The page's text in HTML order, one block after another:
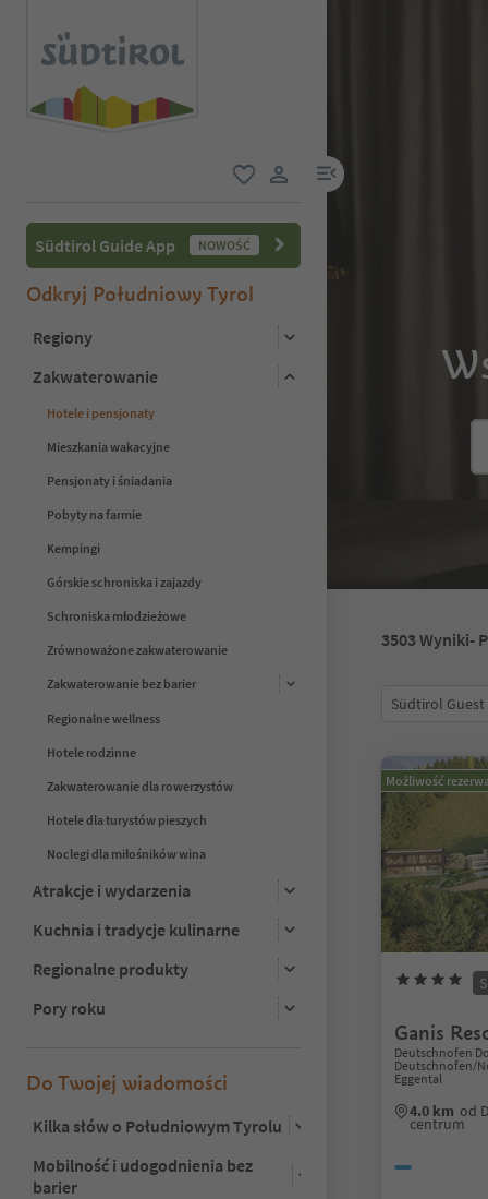
link użytkownika
link menu
Südtirol Guide App NOWOŚĆ
Odkryj Południowy Tyrol
Regiony
Zakwaterowanie
Hotele i pensjonaty
Mieszkania wakacyjne
Pensjonaty i śniadania
Pobyty na farmie
Kempingi
Górskie schroniska i zajazdy
Schroniska młodzieżowe
Zrównoważone zakwaterowanie
Zakwaterowanie bez barier
Regionalne wellness
Hotele rodzinne
Zakwaterowanie dla rowerzystów
Hotele dla turystów pieszych
Noclegi dla miłośników wina
Atrakcje i wydarzenia
Kuchnia i tradycje kulinarne
Regionalne produkty
Pory roku
Do Twojej wiadomości
Kilka słów o Południowym Tyrolu
Mobilność i udogodnienia bez
barier
3503 Wyniki-
Südtirol Guest
Możliwość
S
Ganis
Deutschnofen
Deutschnofen/
Eggental
4.0 km od
centrum